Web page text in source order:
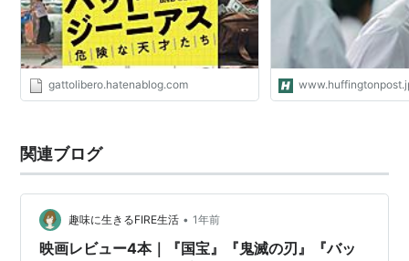
gattolibero.hatenablog.com
関連ブログ
趣味に生きるFIRE生活 • 1年前
映画レビュー4本｜『国宝』『鬼滅の刃』『バッ